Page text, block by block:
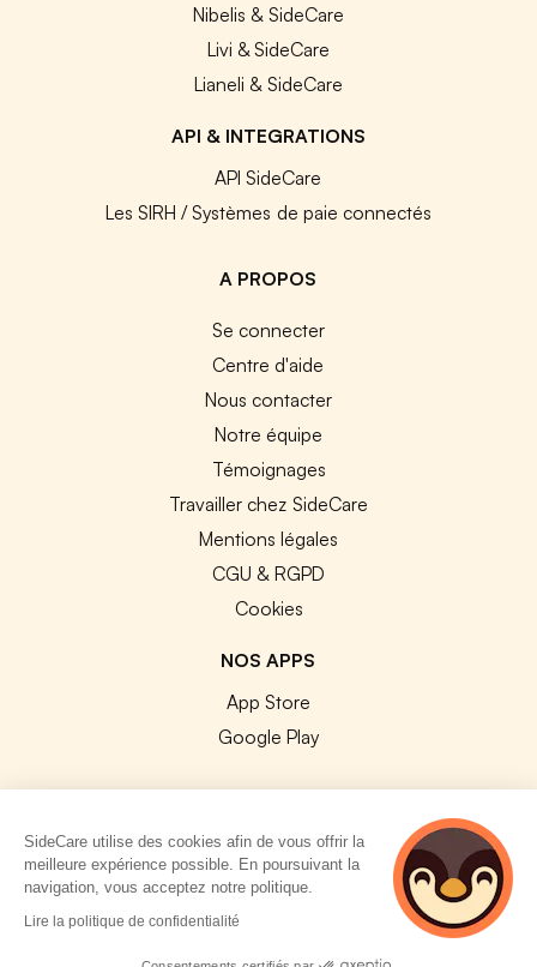
Nibelis & SideCare
Livi & SideCare
Lianeli & SideCare
API & INTEGRATIONS
API SideCare
Les SIRH / Systèmes de paie connectés
A PROPOS
Se connecter
Centre d'aide
Nous contacter
Notre équipe
Témoignages
Travailler chez SideCare
Mentions légales
CGU & RGPD
Cookies
NOS APPS
App Store
Google Play
© 2026 SideCare. Tous droits réservés.
SideCare utilise des cookies afin de vous offrir la
meilleure expérience possible. En poursuivant la
navigation, vous acceptez notre politique.
Lire la politique de confidentialité
4 personnes
consultent
actuellement cette